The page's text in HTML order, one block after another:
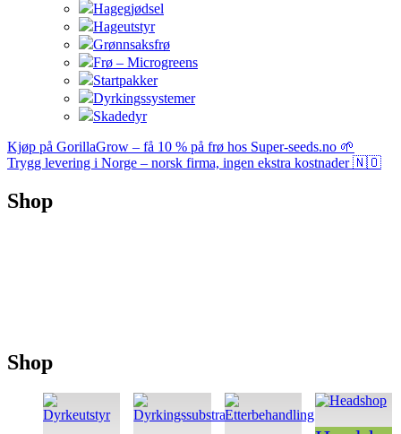
Hagegjødsel
Hageutstyr
Grønnsaksfrø
Frø – Microgreens
Startpakker
Dyrkingssystemer
Skadedyr
Kjøp på GorillaGrow – få 10 % på frø hos Super-seeds.no 🌱
Trygg levering i Norge – norsk firma, ingen ekstra kostnader 🇳🇴
Shop
Shop